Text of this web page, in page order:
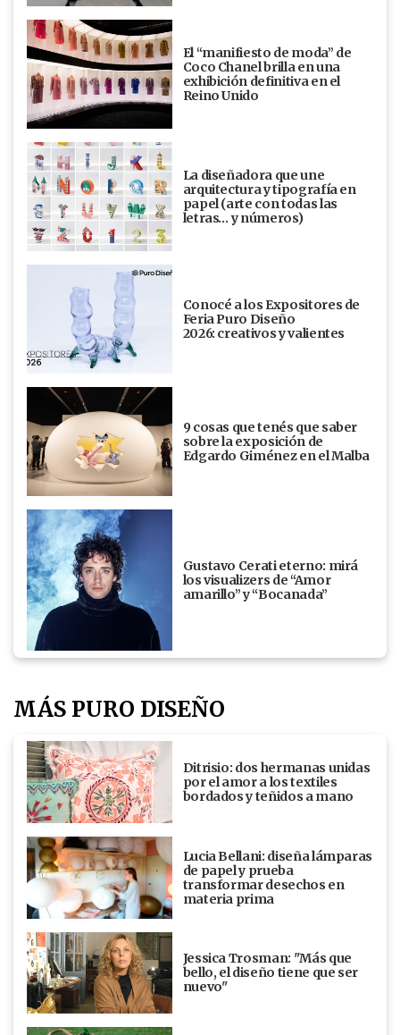
El “manifiesto de moda” de
Coco Chanel brilla en una
exhibición definitiva en el
Reino Unido
La diseñadora que une
arquitectura y tipografía en
papel (arte con todas las
letras… y números)
Conocé a los Expositores de
Feria Puro Diseño
2026: creativos y valientes
9 cosas que tenés que saber
sobre la exposición de
Edgardo Giménez en el Malba
Gustavo Cerati eterno: mirá
los visualizers de “Amor
amarillo” y “Bocanada”
MÁS PURO DISEÑO
Ditrisio: dos hermanas unidas
por el amor a los textiles
bordados y teñidos a mano
Lucia Bellani: diseña lámparas
de papel y prueba
transformar desechos en
materia prima
Jessica Trosman: "Más que
bello, el diseño tiene que ser
nuevo"